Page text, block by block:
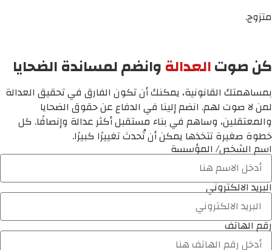
متزوج.
كن صوتالعدالةوانضم لمساندة الضحايا
بمساهمتك القانونية، يمكنك أن تكون الفارق في تحقيق العدالة
لمن لا صوت لهم. انضم إلينا في الدفاع عن حقوق الضحايا
والمعتقلين، وساهم في بناء مستقبل أكثر عدالة وإنصافًا. كل
خطوة صغيرة تتخذها يمكن أن تُحدث تغييرًا كبيرًا.
اسم الشخص/ المؤسسة
البريد الالكتروني
رقم الهاتف